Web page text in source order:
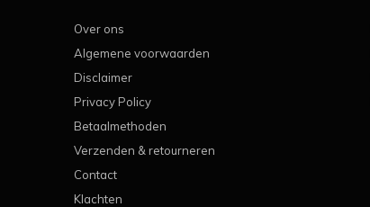
Over ons
Algemene voorwaarden
Disclaimer
Privacy Policy
Betaalmethoden
Verzenden & retourneren
Contact
Klachten